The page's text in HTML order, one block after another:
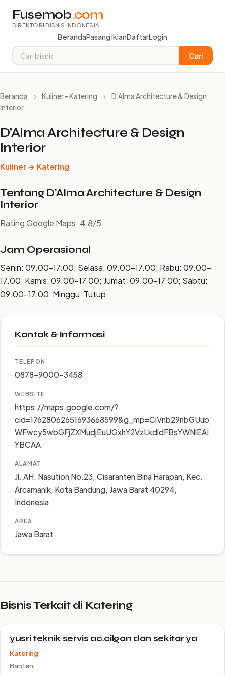
Fusemob.com
DIREKTORI BISNIS INDONESIA
BerandaPasang IklanDaftarLogin
Cari
Beranda › Kuliner - Katering ›
D'Alma Architecture & Design
Interior
D'Alma Architecture & Design
Interior
Kuliner → Katering
Tentang D'Alma Architecture & Design
Interior
Rating Google Maps: 4.8/5
Jam Operasional
Senin: 09.00–17.00; Selasa: 09.00–17.00; Rabu: 09.00–
17.00; Kamis: 09.00–17.00; Jumat: 09.00–17.00; Sabtu:
09.00–17.00; Minggu: Tutup
Kontak & Informasi
TELEPON
0878-9000-3458
WEBSITE
https://maps.google.com/?
cid=17628062651693668599&g_mp=CiVnb29nbGUub
WFwcy5wbGFjZXMudjEuUGxhY2VzLkdldFBsYWNlEAI
YBCAA
ALAMAT
Jl. AH. Nasution No.23, Cisaranten Bina Harapan, Kec.
Arcamanik, Kota Bandung, Jawa Barat 40294,
Indonesia
AREA
Jawa Barat
Bisnis Terkait di Katering
yusri teknik servis ac.cilgon dan sekitar ya
Katering
Banten